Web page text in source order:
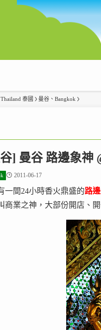
Thailand 泰國 曼谷、Bangkok
] 曼谷 路邊象神
2011-06-17
一間24小時香火鼎盛的路
商業之神，大部份開店、